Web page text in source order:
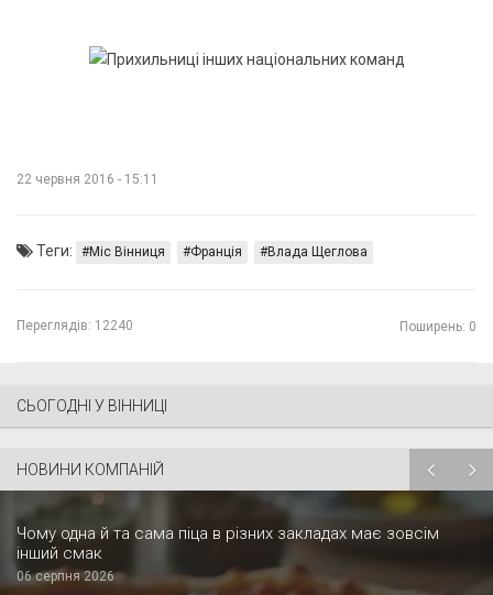
22 червня 2016 - 15:11
Теги: Міс Вінниця Франція Влада Щеглова
Переглядів: 12240 Поширень: 0
СЬОГОДНІ У ВІННИЦІ
НОВИНИ КОМПАНІЙ
Чому одна й та сама піца в різних закладах має зовсім
інший смак
06 серпня 2026